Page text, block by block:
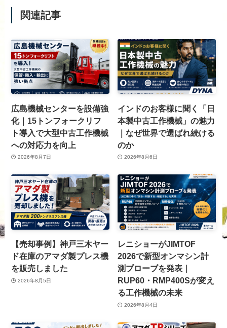
関連記事
広島機械センターを設備強
化｜15トンフォークリフ
ト導入で大型中古工作機械
への対応力を向上
2026年8月7日
インドのお客様に聞く「日
本製中古工作機械」の魅力
｜なぜ世界で選ばれ続ける
のか
2026年8月6日
【売却事例】神戸三木ヤー
ド在庫のアマダ製プレス機
を販売しました
2026年8月5日
レニショーがJIMTOF
2026で新型オンマシン計
測プローブを発表｜
RUP60・RMP400Sが変え
る工作機械の未来
2026年8月4日